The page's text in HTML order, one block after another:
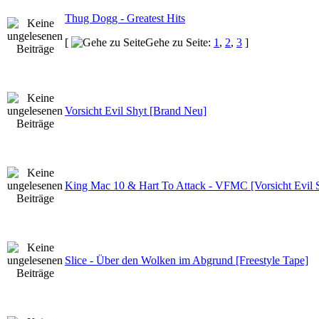
Thug Dogg - Greatest Hits
[
Gehe zu Seite: 1 , 2, 3 ]
Vorsicht Evil Shyt [Brand Neu]
King Mac 10 & Hart To Attack - VFMC [Vorsicht Evil
Slice - Über den Wolken im Abgrund [Freestyle Tape]